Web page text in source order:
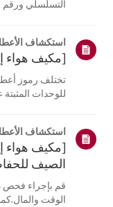
التسلسلي ورقم
تختلف الصور أو
استكشاف
[مكيف هواء
تختلف رموز
الرموز.كيفية ...
استكشاف
[مكيف هواء
الصيف
قم بإجراء فحص
الوقت